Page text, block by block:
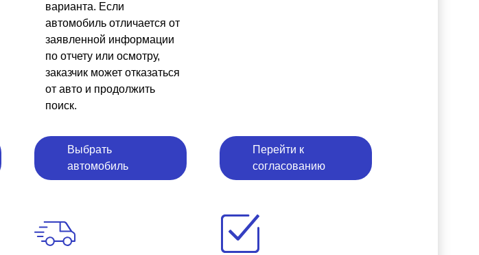
варианта. Если
автомобиль отличается от
заявленной информации
по отчету или осмотру,
заказчик может отказаться
от авто и продолжить
поиск.
Выбрать
автомобиль
Перейти к
согласованию